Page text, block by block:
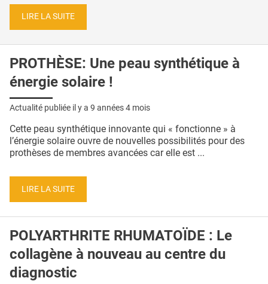
LIRE LA SUITE
PROTHÈSE: Une peau synthétique à
énergie solaire !
Actualité publiée il y a 9 années 4 mois
Cette peau synthétique innovante qui « fonctionne » à
l’énergie solaire ouvre de nouvelles possibilités pour des
prothèses de membres avancées car elle est ...
LIRE LA SUITE
POLYARTHRITE RHUMATOÏDE : Le
collagène à nouveau au centre du
diagnostic